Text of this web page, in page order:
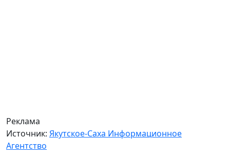
Реклама
Источник: Якутское-Саха Информационное
Агентство